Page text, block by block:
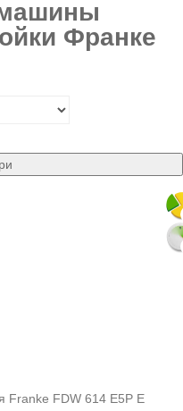
Франке
Franke FDW 614 E5P E